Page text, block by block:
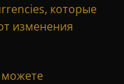
которые
изменения
можете